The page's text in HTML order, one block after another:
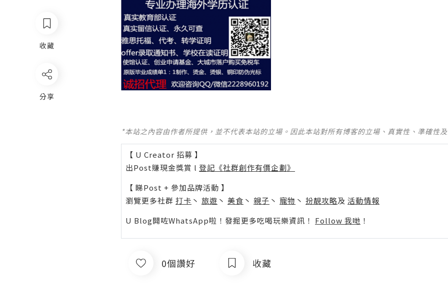
收藏
分享
*本站之內容由作者所提供，並不代表本站的立場。因此本站對所有博客的立場、真實性、準確性
【 U Creator 招募 】
出Post賺現金獎賞 l 登記《社群創作有價企劃》
【 睇Post + 參加品牌活動 】
瀏覽更多社群 打卡 丶 旅遊 丶 美食 丶 親子 丶 寵物 丶 扮靚攻略及 活動情報
U Blog開咗WhatsApp啦！發掘更多吃喝玩樂資訊！ Follow 我哋 ！
0個讚好 收藏